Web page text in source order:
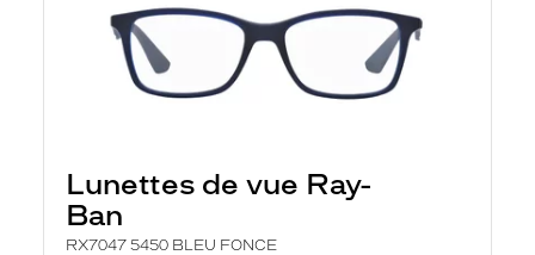
Lunettes de vue Ray-
Ban
RX7047 5450 BLEU FONCE